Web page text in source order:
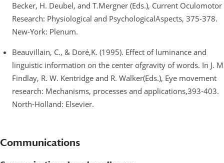
Becker, H. Deubel, and T.Mergner (Eds.), Current Oculomotor
Research: Physiological and PsychologicalAspects, 375-378.
New-York: Plenum.
Beauvillain, C., & Doré,K. (1995). Effect of luminance and
linguistic information on the center ofgravity of words. In J. M
Findlay, R. W. Kentridge and R. Walker(Eds.), Eye movement
research: Mechanisms, processes and applications,393-403.
North-Holland: Elsevier.
Communications